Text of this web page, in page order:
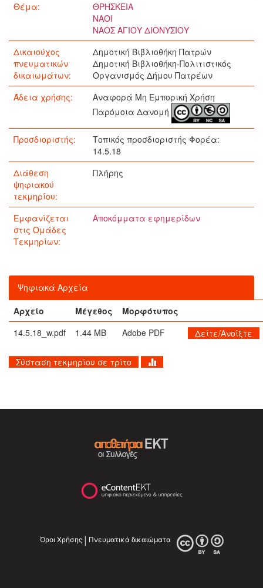
Θέμα:
ΘΡΗΣΚΕΙΑ
ΝΑΟΙ
ΝΑΟΣ ΑΓΙΟΥ ΔΙΟΝΥΣΙΟΥ
Δικαιούχος
πνευματικών
δικαιωμάτων:
Δημοτική Βιβλιοθήκη Πατρών
Δημοτική Βιβλιοθήκη-Πολιτιστικός
Οργανισμός Δήμου Πατρέων
Άδεια χρήσης:
Αναφορά Μη Εμπορική Χρήση
Παρόμοια Δανομή
Προσδιοριστής:
Τοπικός προσδιοριστής Φορέα:
14.5.18
Διάθεση
ψηφιακού
τεκμηρίου:
Πλήρης
Εμφανίζεται
στις Ομάδες
Τεκμηρίων:
Αποκόμματα εφημερίδων
Ψηφιακά Αρχεία
Αρχείο
Μέγεθος
Μορφότυπος
14.5.18_w.pdf
1.44 MB Adobe PDF Δείτε/Ανοίξτε
Σύσταση τεκμηρίου σε τρίτο